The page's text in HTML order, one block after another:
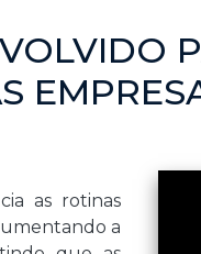
as rotinas
a